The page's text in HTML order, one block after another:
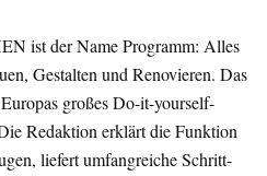
ist der Name Programm: Alles
Gestalten und Renovieren. Das
großes Do-it-yourself-
Redaktion erklärt die Funktion
liefert umfangreiche Schritt-